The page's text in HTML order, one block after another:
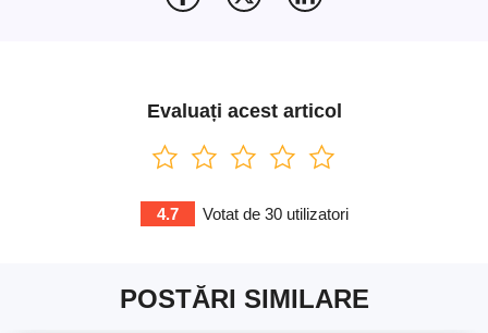
Evaluați acest articol
4.7 Votat de 30utilizatori
POSTĂRI SIMILARE